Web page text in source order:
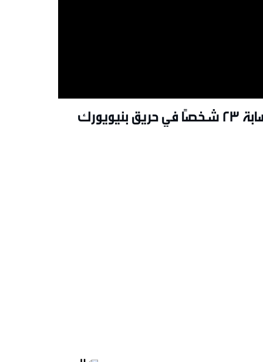
في حريق بنيويورك